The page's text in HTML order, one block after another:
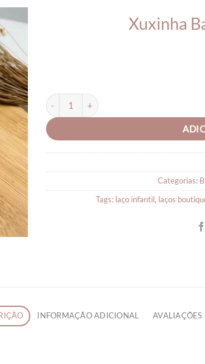
Xuxinha
Xuxinha Barbie de lonita menina
Categorias:
Tags: laço infantil , laços
INFORMAÇÃO ADICIONAL AVALIAÇÕES